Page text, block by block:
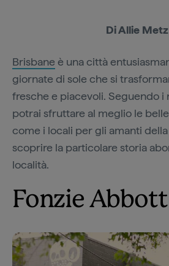
Di Allie Metz
Brisbane è una città
giornate di sole che si
fresche e piacevoli. Seguendo i
potrai sfruttare al meglio le
come i locali per gli amanti
scoprire la particolare storia
località.
Fonzie Abbott